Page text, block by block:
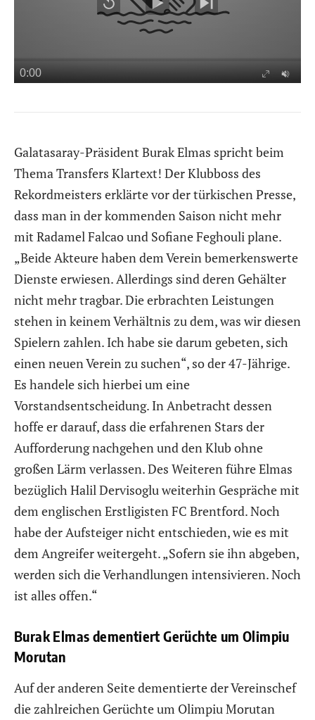
Galatasaray-Präsident Burak Elmas spricht beim
Thema Transfers Klartext! Der Klubboss des
Rekordmeisters erklärte vor der türkischen Presse,
dass man in der kommenden Saison nicht mehr
mit Radamel Falcao und Sofiane Feghouli plane.
„Beide Akteure haben dem Verein bemerkenswerte
Dienste erwiesen. Allerdings sind deren Gehälter
nicht mehr tragbar. Die erbrachten Leistungen
stehen in keinem Verhältnis zu dem, was wir diesen
Spielern zahlen. Ich habe sie darum gebeten, sich
einen neuen Verein zu suchen“, so der 47-Jährige.
Es handele sich hierbei um eine
Vorstandsentscheidung. In Anbetracht dessen
hoffe er darauf, dass die erfahrenen Stars der
Aufforderung nachgehen und den Klub ohne
großen Lärm verlassen. Des Weiteren führe Elmas
bezüglich Halil Dervisoglu weiterhin Gespräche mit
dem englischen Erstligisten FC Brentford. Noch
habe der Aufsteiger nicht entschieden, wie es mit
dem Angreifer weitergeht. „Sofern sie ihn abgeben,
werden sich die Verhandlungen intensivieren. Noch
ist alles offen.“
Burak Elmas dementiert Gerüchte um Olimpiu
Morutan
Auf der anderen Seite dementierte der Vereinschef
die zahlreichen Gerüchte um Olimpiu Morutan